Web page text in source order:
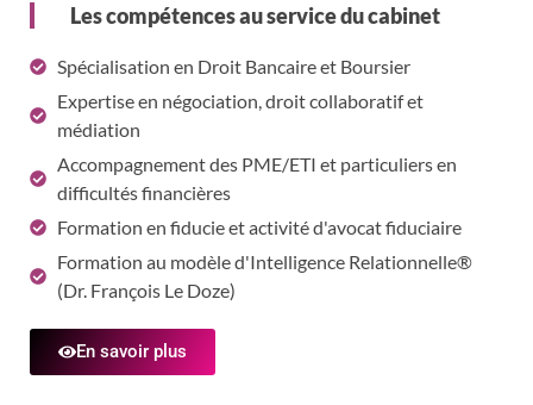
Les compétences au service du cabinet
Spécialisation en Droit Bancaire et Boursier
Expertise en négociation, droit collaboratif et
médiation
Accompagnement des PME/ETI et particuliers en
difficultés financières
Formation en fiducie et activité d'avocat fiduciaire
Formation au modèle d'Intelligence Relationnelle®
(Dr. François Le Doze)
En savoir plus